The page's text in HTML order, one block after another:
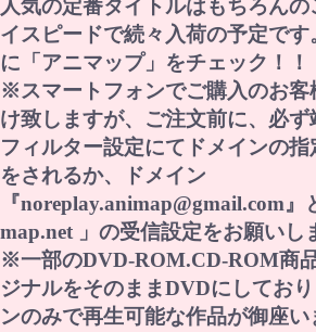
人気の定番タイトルはもちろん
イスピードで続々入荷の予定で
に「アニマップ」をチェック！！
※スマートフォンでご購入のお客
け致しますが、ご注文前に、必
フィルター設定にてドメインの
をされるか、ドメイン
『noreplay.animap@gmail.com
map.net 」の受信設定をお願いし
※一部のDVD-ROM.CD-ROM商
ジナルをそのままDVDにしてお
ンのみで再生可能な作品が御座